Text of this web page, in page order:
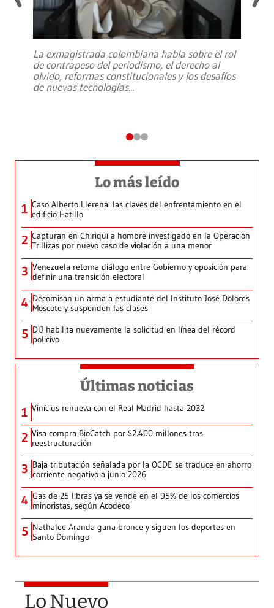
La exmagistrada colombiana habla sobre el rol
de contrapeso del periodismo, el derecho al
olvido, reformas constitucionales y los desafíos
de nuevas tecnologías...
Lo más leído
1 Caso Alberto Llerena: las claves del enfrentamiento en el
edificio Hatillo
2 Capturan en Chiriquí a hombre investigado en la Operación
Trillizas por nuevo caso de violación a una menor
3 Venezuela retoma diálogo entre Gobierno y oposición para
definir una transición electoral
4 Decomisan un arma a estudiante del Instituto José Dolores
Moscote y suspenden las clases
5 DIJ habilita nuevamente la solicitud en línea del récord
policivo
Últimas noticias
1 Vinícius renueva con el Real Madrid hasta 2032
2 Visa compra BioCatch por $2.400 millones tras
reestructuración
3 Baja tributación señalada por la OCDE se traduce en ahorro
corriente negativo a junio 2026
4 Gas de 25 libras ya se vende en el 95% de los comercios
minoristas, según Acodeco
5 Nathalee Aranda gana bronce y siguen los deportes en
Santo Domingo
Lo Nuevo